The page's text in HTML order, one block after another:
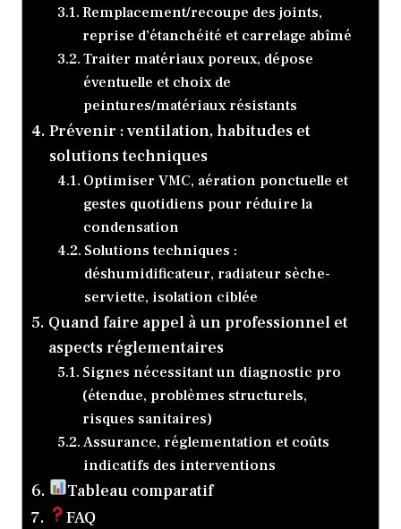
Remplacement/recoupe des joints,
reprise d’étanchéité et carrelage abîmé
Traiter matériaux poreux, dépose
éventuelle et choix de
peintures/matériaux résistants
Prévenir : ventilation, habitudes et
solutions techniques
Optimiser VMC, aération ponctuelle et
gestes quotidiens pour réduire la
condensation
Solutions techniques :
déshumidificateur, radiateur sèche-
serviette, isolation ciblée
Quand faire appel à un professionnel et
aspects réglementaires
Signes nécessitant un diagnostic pro
(étendue, problèmes structurels,
risques sanitaires)
Assurance, réglementation et coûts
indicatifs des interventions
Tableau comparatif
FAQ